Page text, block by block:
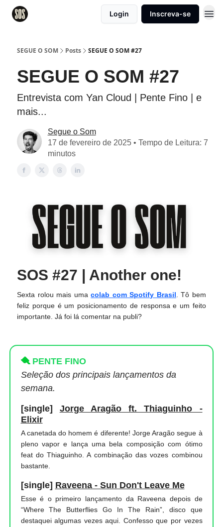
Login Inscreva-se
SEGUE O SOM Posts SEGUE O SOM #27
SEGUE O SOM #27
Entrevista com Yan Cloud | Pente Fino | e
mais...
Segue o Som
17 de fevereiro de 2025 • Tempo de Leitura: 7
minutos
SOS #27 | Another one!
Sexta rolou mais umacolab com Spotify Brasil . Tô bem
feliz porque é um posicionamento de responsa e um feito
importante. Já foi lá comentar na publi?
🪮 PENTE FINO
Seleção dos principais lançamentos da
semana.
[single] Jorge Aragão ft. Thiaguinho -
Elixir
A canetada do homem é diferente! Jorge Aragão segue à
pleno vapor e lança uma bela composição com ótimo
feat do Thiaguinho. A combinação das vozes combinou
bastante.
[single] Raveena - Sun Don't Leave Me
Esse é o primeiro lançamento da Raveena depois de
“Where The Butterflies Go In The Rain”, disco que
destaquei algumas vezes aqui. Confesso que por vezes